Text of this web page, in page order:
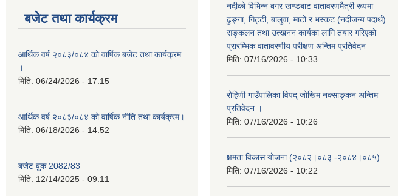
बजेट तथा कार्यक्रम
आर्थिक वर्ष २०८३/०८४ को वार्षिक बजेट तथा कार्यक्रम
।
मिति: 06/24/2026 - 17:15
आर्थिक वर्ष २०८३/०८४ को वार्षिक नीति तथा कार्यक्रम।
मिति: 06/18/2026 - 14:52
बजेट बुक 2082/83
मिति: 12/14/2025 - 09:11
नदीको विभिन्न बगर खण्डबाट वातावरणमैत्री रूपमा
ढुङ्गा, गिट्टी, बालुवा, माटो र भस्कट (नदीजन्य पदार्थ)
सङ्कलन तथा उत्खनन कार्यका लागि तयार गरिएको
प्रारम्भिक वातावरणीय परीक्षण अन्तिम प्रतिवेदन
मिति: 07/16/2026 - 10:33
रोहिणी गाउँपालिका विपद् जोखिम नक्साङ्कन अन्तिम
प्रतिवेदन ।
मिति: 07/16/2026 - 10:26
क्षमता विकास योजना (२०८२।०८३‍ -२०८४।०८५)
मिति: 07/16/2026 - 10:22